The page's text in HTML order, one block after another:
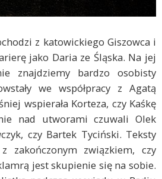
z katowickiego Giszowca i
jako Daria ze Śląska. Na jej
znajdziemy bardzo osobisty
we współpracy z Agatą
wspierała Korteza, czy Kaśkę
nad utworami czuwali Olek
czy Bartek Tyciński. Teksty
zakończonym związkiem, czy
jest skupienie się na sobie.